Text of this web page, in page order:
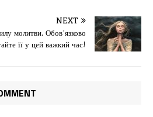
NEXT
молитви. Обов’язково
її у цей важкий час!